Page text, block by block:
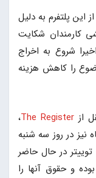
این پلتفرم به دلیل
کارمندان شکایت
شروع به اخراج
را کاهش هزینه
از The Register،
در روز سه شنبه
در حال حاضر
بوده و حقوق آنها را